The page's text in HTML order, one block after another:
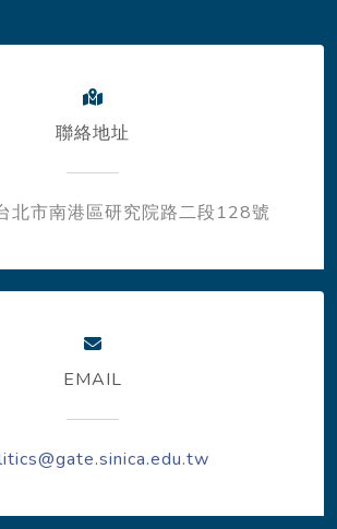
聯絡地址
北市南港區研究院路二段128號
EMAIL